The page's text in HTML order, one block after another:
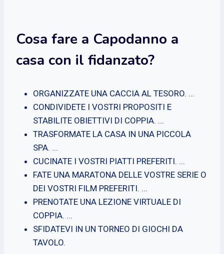
Cosa fare a Capodanno a
casa con il fidanzato?
ORGANIZZATE UNA CACCIA AL TESORO. ...
CONDIVIDETE I VOSTRI PROPOSITI E
STABILITE OBIETTIVI DI COPPIA. ...
TRASFORMATE LA CASA IN UNA PICCOLA
SPA. ...
CUCINATE I VOSTRI PIATTI PREFERITI. ...
FATE UNA MARATONA DELLE VOSTRE SERIE O
DEI VOSTRI FILM PREFERITI. ...
PRENOTATE UNA LEZIONE VIRTUALE DI
COPPIA. ...
SFIDATEVI IN UN TORNEO DI GIOCHI DA
TAVOLO.